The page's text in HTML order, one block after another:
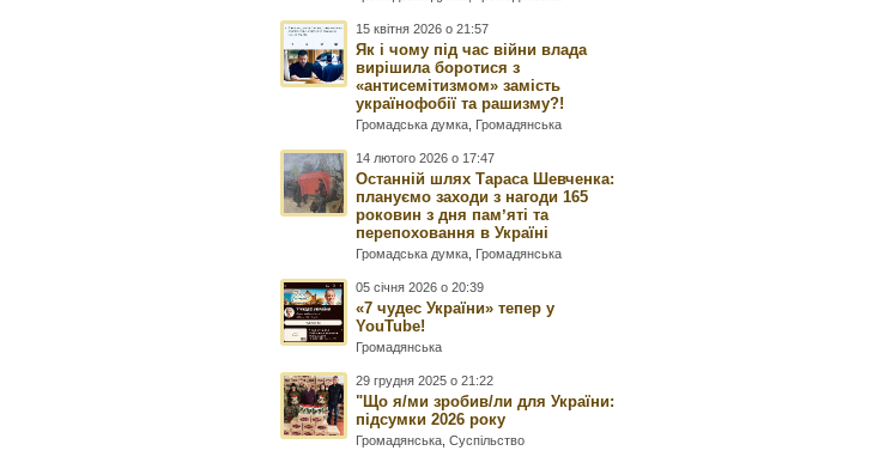
15 квітня 2026 о 21:57
Як і чому під час війни влада
вирішила боротися з
«антисемітизмом» замість
українофобії та рашизму?!
Громадська думка Громадянська
14 лютого 2026 о 17:47
Останній шлях Тараса Шевченка:
плануємо заходи з нагоди 165
роковин з дня памʼяті та
перепоховання в Україні
Громадська думка Громадянська
05 січня 2026 о 20:39
«7 чудес України» тепер у
YouTube!
Громадянська
29 грудня 2025 о 21:22
"Що я/ми зробив/ли для України:
підсумки 2026 року
Громадянська ,Суспільство